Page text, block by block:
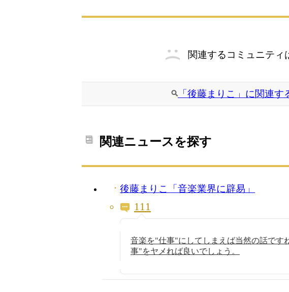
関連するコミュニティ
「後藤まりこ」に関連
関連ニュースを探す
後藤まりこ「音楽業界に辟易」
111
音楽を"仕事"にしてしまえば当然の話です
事"をヤメれば良いでしょう。